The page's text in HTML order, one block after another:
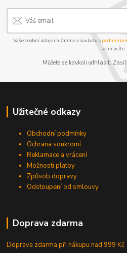
Vaše osobní údaje chráníme v souladu s
souhlasíte.
Můžete se kdykoli odhlásit.
Užitečné odkazy
Obchodní podmínky
Ochrana soukromí
Reklamace a vrácení
Možnosti platby
Způsob dopravy
Odstoupení od smlouvy
Doprava zdarma
Doprava zdarma při nákupunad 999 Kč